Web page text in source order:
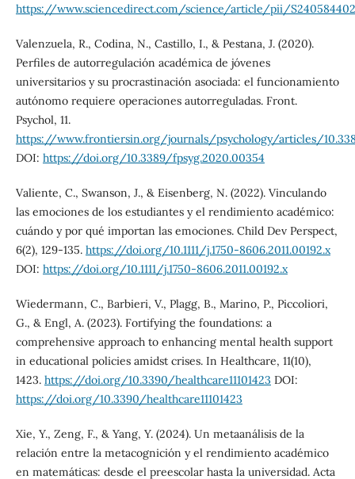
https://www.sciencedirect.com/science/article/pii/
Valenzuela, R., Codina, N., Castillo, I., & Pestana, J. (2020).
Perfiles de autorregulación académica de jóvenes
universitarios y su procrastinación asociada: el funcionamiento
autónomo requiere operaciones autorreguladas. Front.
Psychol, 11.
https://www.frontiersin.org/journals/psychology/articles/
DOI: https://doi.org/10.3389/fpsyg.2020.00354
Valiente, C., Swanson, J., & Eisenberg, N. (2022). Vinculando
las emociones de los estudiantes y el rendimiento académico:
cuándo y por qué importan las emociones. Child Dev Perspect,
6(2), 129-135. https://doi.org/10.1111/j.1750-8606.2011.00192.x
DOI: https://doi.org/10.1111/j.1750-8606.2011.00192.x
Wiedermann, C., Barbieri, V., Plagg, B., Marino, P., Piccoliori,
G., & Engl, A. (2023). Fortifying the foundations: a
comprehensive approach to enhancing mental health support
in educational policies amidst crises. In Healthcare, 11(10),
1423. https://doi.org/10.3390/healthcare11101423 DOI:
https://doi.org/10.3390/healthcare11101423
Xie, Y., Zeng, F., & Yang, Y. (2024). Un metaanálisis de la
relación entre la metacognición y el rendimiento académico
en matemáticas: desde el preescolar hasta la universidad. Acta